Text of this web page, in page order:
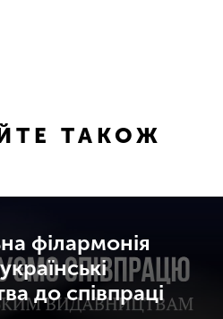
ТАКОЖ
філармонія
до співпраці